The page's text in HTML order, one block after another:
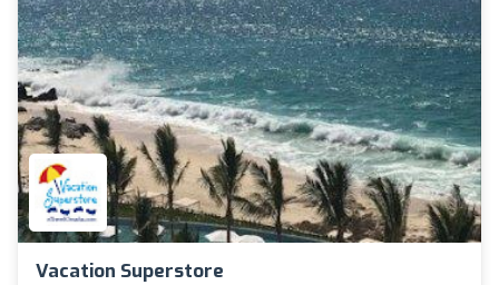
Vacation Superstore